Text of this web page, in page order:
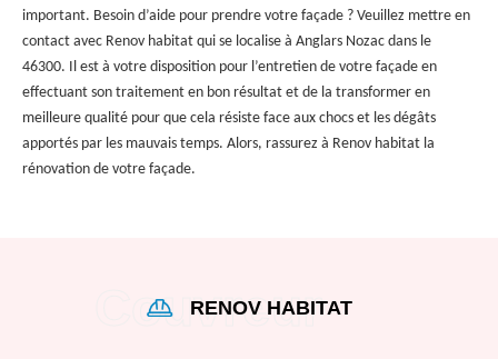
important. Besoin d’aide pour prendre votre façade ? Veuillez mettre en
contact avec Renov habitat qui se localise à Anglars Nozac dans le
46300. Il est à votre disposition pour l’entretien de votre façade en
effectuant son traitement en bon résultat et de la transformer en
meilleure qualité pour que cela résiste face aux chocs et les dégâts
apportés par les mauvais temps. Alors, rassurez à Renov habitat la
rénovation de votre façade.
RENOV HABITAT